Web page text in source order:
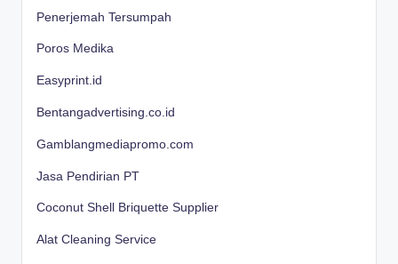
Penerjemah Tersumpah
Poros Medika
Easyprint.id
Bentangadvertising.co.id
Gamblangmediapromo.com
Jasa Pendirian PT
Coconut Shell Briquette Supplier
Alat Cleaning Service